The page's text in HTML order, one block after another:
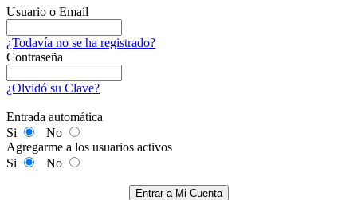
Usuario o Email
¿Todavía no se ha registrado?
Contraseña
¿Olvidó su Clave?
Entrada automática
Si
No
Agregarme a los usuarios activos
Si
No
Entrar a Mi Cuenta